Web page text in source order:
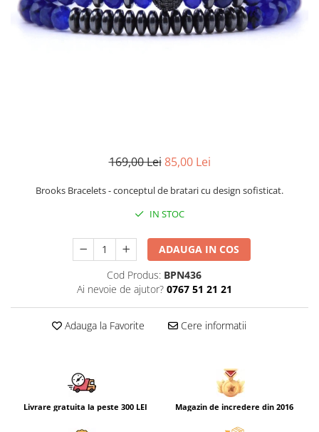
CERCEI
CEASURI DAMA
169,00 Lei 85,00 Lei
Brooks Bracelets - conceptul de bratari cu design sofisticat.
IN STOC
ADAUGA IN COS
Cod Produs: BPN436
Ai nevoie de ajutor? 0767 51 21 21
Adauga la Favorite Cere informatii
Livrare gratuita la peste 300 LEI Magazin de incredere din 2016